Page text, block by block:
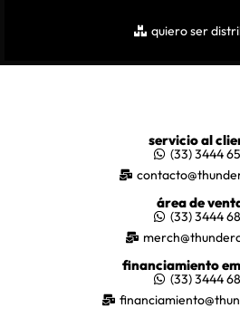
quiero ser
servicio al
(33) 3444
área de
(33) 3444
financiamiento
(33) 3444